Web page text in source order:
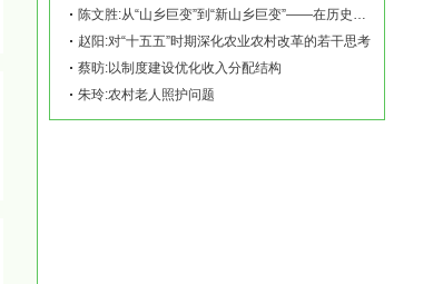
陈文胜:从“山乡巨变”到“新山乡巨变”——在历史坐标地观察中国乡村现代化
赵阳:对“十五五”时期深化农业农村改革的若干思考
蔡昉:以制度建设优化收入分配结构
朱玲:农村老人照护问题